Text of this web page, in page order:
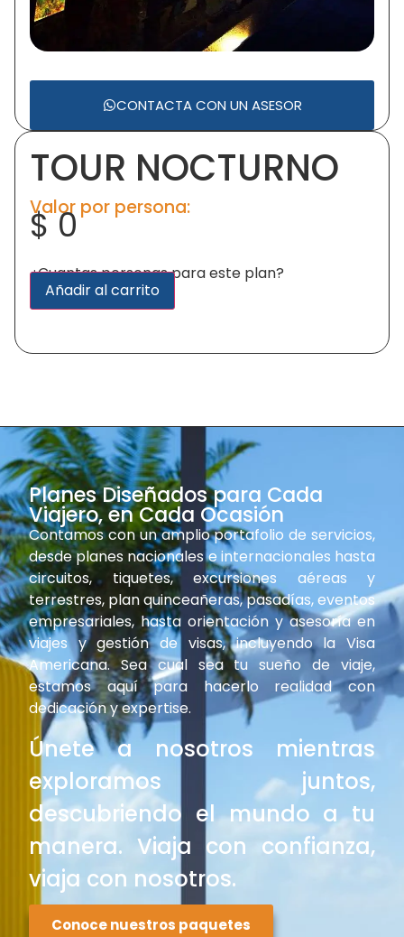
CONTACTA CON UN ASESOR
TOUR NOCTURNO
Valor por persona:
$0
¿Cuantas personas para este plan?
Añadir al carrito
Alternative:
Planes Diseñados para Cada
Viajero, en Cada Ocasión
Contamos con un amplio portafolio de servicios,
desde planes nacionales e internacionales hasta
circuitos, tiquetes, excursiones aéreas y
terrestres, plan quinceañeras, pasadías, eventos
empresariales, hasta orientación y asesoría en
viajes y gestión de visas, incluyendo la Visa
Americana. Sea cual sea tu sueño de viaje,
estamos aquí para hacerlo realidad con
dedicación y expertise.
Únete a nosotros mientras
exploramos juntos,
descubriendo el mundo a tu
manera. Viaja con confianza,
viaja con nosotros.
Conoce nuestros paquetes